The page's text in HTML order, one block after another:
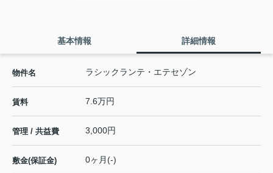
基本情報 詳細情報
物件名 ラシックランテ・エテセゾン
賃料 7.6万円
管理 / 共益費 3,000円
敷金(保証金) 0ヶ月(-)